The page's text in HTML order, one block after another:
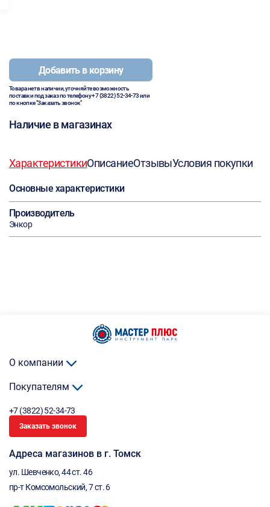
Добавить в корзину
Товара нет в наличии, уточняйте возможность
поставки под заказ по телефону+7 (3822) 52-34-73или
по кнопке "Заказать звонок"
Наличие в магазинах
ХарактеристикиОписаниеОтзывыУсловия покупки
Основные характеристики
Производитель
Энкор
О компании
Покупателям
+7 (3822) 52-34-73
Заказать звонок
Адреса магазинов в г. Томск
ул. Шевченко, 44 ст. 46
пр-т Комсомольский, 7 ст. 6